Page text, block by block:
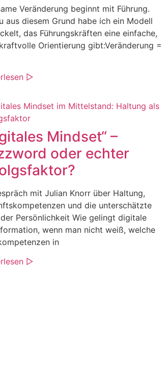
Veränderung beginnt mit Führung.
aus diesem Grund habe ich ein Modell
das Führungskräften eine einfache,
Orientierung gibt:Veränderung =
▷
Mindset“ –
oder echter
mit Julian Knorr über Haltung,
und die unterschätzte
Persönlichkeit Wie gelingt digitale
wenn man nicht weiß, welche
in
▷